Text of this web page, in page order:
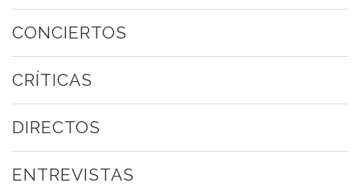
CONCIERTOS
CRÍTICAS
DIRECTOS
ENTREVISTAS